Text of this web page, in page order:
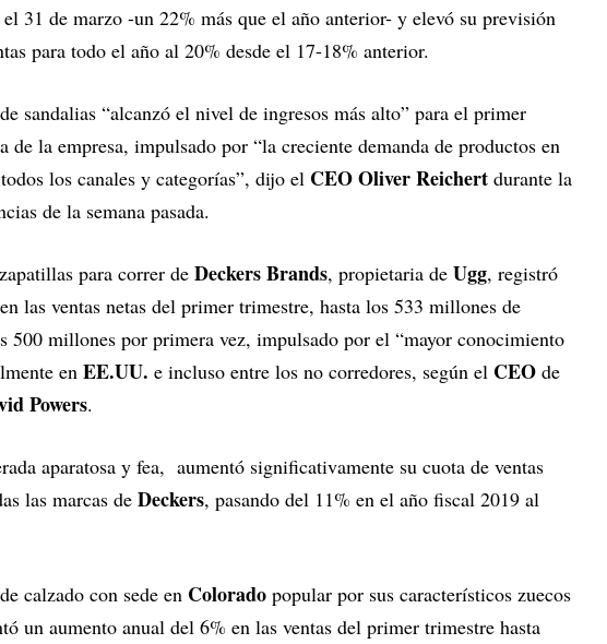
31 de marzo -un 22% más que el año anterior- y elevó su previsión
para todo el año al 20% desde el 17-18% anterior.
sandalias “alcanzó el nivel de ingresos más alto” para el primer
de la empresa, impulsado por “la creciente demanda de productos en
los canales y categorías”, dijo el CEO Oliver Reichert durante la
de la semana pasada.
para correr de Deckers Brands, propietaria de Ugg, registró
las ventas netas del primer trimestre, hasta los 533 millones de
500 millones por primera vez, impulsado por el “mayor conocimiento
en EE.UU. e incluso entre los no corredores, según el CEO de
Powers.
aparatosa y fea, aumentó significativamente su cuota de ventas
las marcas de Deckers, pasando del 11% en el año fiscal 2019 al
calzado con sede en Colorado popular por sus característicos zuecos
un aumento anual del 6% en las ventas del primer trimestre hasta